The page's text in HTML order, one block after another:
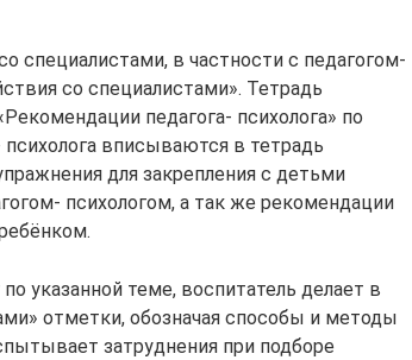
специалистами, в частности с педагогом-
со специалистами». Тетрадь
педагога- психолога» по
вписываются в тетрадь
для закрепления с детьми
психологом, а так же рекомендации
указанной теме, воспитатель делает в
отметки, обозначая способы и методы
затруднения при подборе